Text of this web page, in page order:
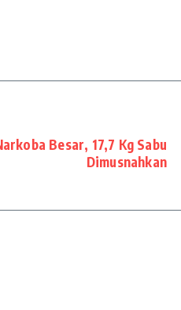
Besar, 17,7 Kg Sabu
Dimusnahkan